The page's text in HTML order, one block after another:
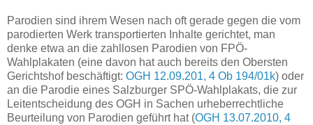
Parodien sind ihrem Wesen nach oft gerade gegen die vom
parodierten Werk transportierten Inhalte gerichtet, man
denke etwa an die zahllosen Parodien von FPÖ-
Wahlplakaten (eine davon hat auch bereits den Obersten
Gerichtshof beschäftigt: OGH 12.09.201, 4 Ob 194/01k) oder
an die Parodie eines Salzburger SPÖ-Wahlplakats, die zur
Leitentscheidung des OGH in Sachen urheberrechtliche
Beurteilung von Parodien geführt hat (OGH 13.07.2010, 4